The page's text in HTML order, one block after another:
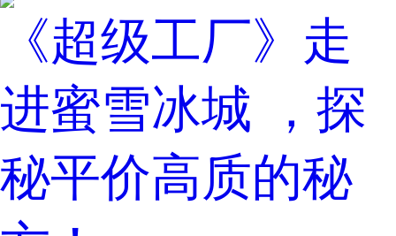
《超级工厂》走
进蜜雪冰城 ，探
秘平价高质的秘